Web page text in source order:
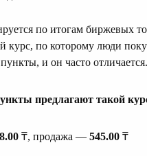
по итогам биржевых
курс, по которому люди
и он часто отличается.
предлагают такой
₸, продажа — 545.00 ₸